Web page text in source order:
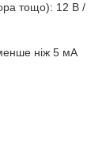
тощо): 12 В /
ніж 5 мА